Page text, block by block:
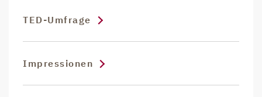
TED-Umfrage
Impressionen